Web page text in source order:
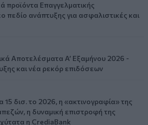
προϊόντα Επαγγελματικής
πεδίο ανάπτυξης για ασφαλιστικές και
Αποτελέσματα A’ Εξαμήνου 2026 -
και νέα ρεκόρ επιδόσεων
15 δισ. το 2026, η «ακτινογραφία» της
η δυναμική επιστροφή της
η CrediaBank